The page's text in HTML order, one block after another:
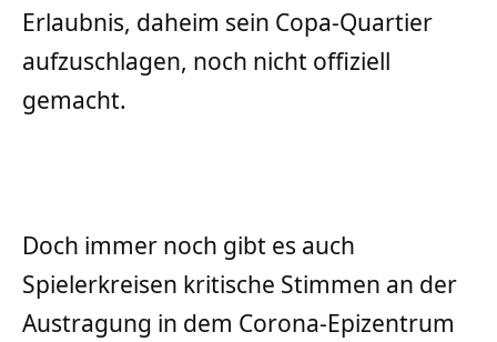
Erlaubnis, daheim sein Copa-Quartier
aufzuschlagen, noch nicht offiziell
gemacht.
Doch immer noch gibt es auch
Spielerkreisen kritische Stimmen an der
Austragung in dem Corona-Epizentrum